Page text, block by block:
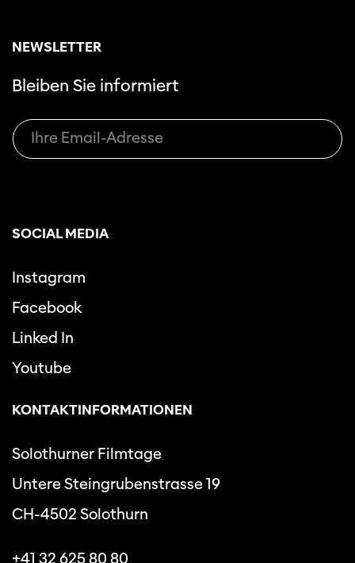
NEWSLETTER
Bleiben Sie informiert
SOCIAL MEDIA
Instagram
Facebook
Linked In
Youtube
KONTAKTINFORMATIONEN
Solothurner Filmtage
Untere Steingrubenstrasse 19
CH-4502 Solothurn
+41 32 625 80 80